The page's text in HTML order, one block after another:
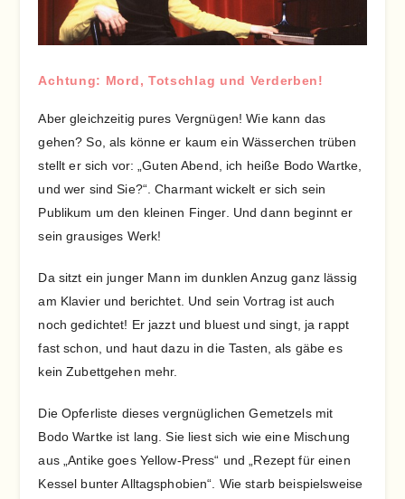
Achtung: Mord, Totschlag und Verderben!
Aber gleichzeitig pures Vergnügen! Wie kann das
gehen? So, als könne er kaum ein Wässerchen trüben
stellt er sich vor: „Guten Abend, ich heiße Bodo Wartke,
und wer sind Sie?“. Charmant wickelt er sich sein
Publikum um den kleinen Finger. Und dann beginnt er
sein grausiges Werk!
Da sitzt ein junger Mann im dunklen Anzug ganz lässig
am Klavier und berichtet. Und sein Vortrag ist auch
noch gedichtet! Er jazzt und bluest und singt, ja rappt
fast schon, und haut dazu in die Tasten, als gäbe es
kein Zubettgehen mehr.
Die Opferliste dieses vergnüglichen Gemetzels mit
Bodo Wartke ist lang. Sie liest sich wie eine Mischung
aus „Antike goes Yellow-Press“ und „Rezept für einen
Kessel bunter Alltagsphobien“. Wie starb beispielsweise